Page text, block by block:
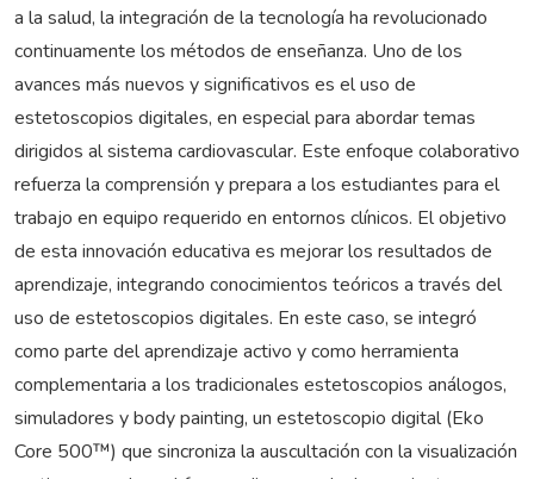
a la salud, la integración de la tecnología ha revolucionado
continuamente los métodos de enseñanza. Uno de los
avances más nuevos y significativos es el uso de
estetoscopios digitales, en especial para abordar temas
dirigidos al sistema cardiovascular. Este enfoque colaborativo
refuerza la comprensión y prepara a los estudiantes para el
trabajo en equipo requerido en entornos clínicos. El objetivo
de esta innovación educativa es mejorar los resultados de
aprendizaje, integrando conocimientos teóricos a través del
uso de estetoscopios digitales. En este caso, se integró
como parte del aprendizaje activo y como herramienta
complementaria a los tradicionales estetoscopios análogos,
simuladores y body painting, un estetoscopio digital (Eko
Core 500™) que sincroniza la auscultación con la visualización